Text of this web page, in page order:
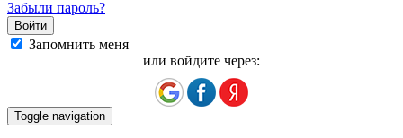
Забыли пароль?
Запомнить меня
или войдите через:
Toggle navigation